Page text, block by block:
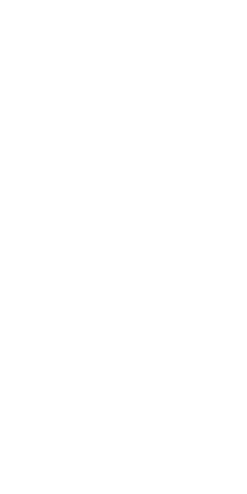
oluyor? Yeni fikirler, öne çıkan
trendler, ünlülerden güzelllik sırları
haberdar olmak için haftalık e-